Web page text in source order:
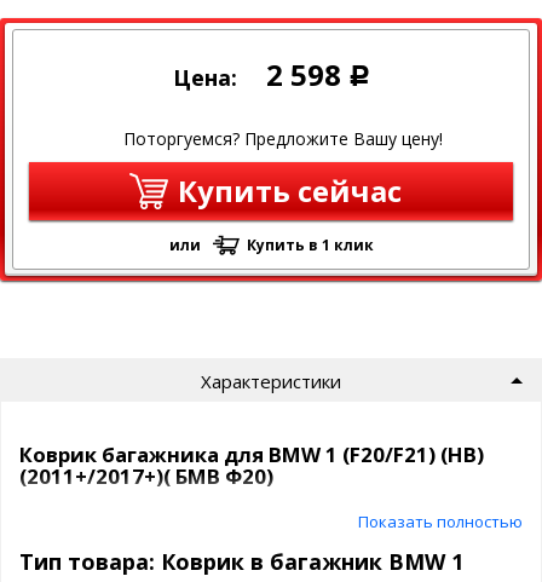
Цена: 2 598 Р
Поторгуемся? Предложите Вашу цену!
Купить сейчас
или Купить в 1 клик
Характеристики
Коврик багажника для BMW 1 (F20/F21) (HB)
(2011+/2017+)( БМВ Ф20)
Полиуретановый автомобильный коврик в багажник Norplast
Материал: Полиуретан
Цвет: Черный
Показать полностью
Тип товара: Коврик в багажник BMW 1